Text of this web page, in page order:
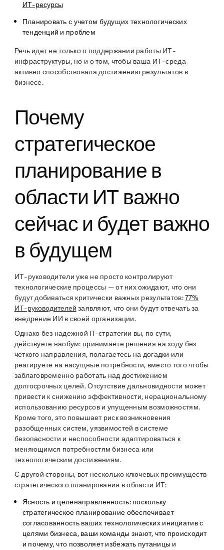
ИТ-ресурсы
Планировать с учетом будущих технологических
тенденций и проблем
Речь идет не только о поддержании работы ИТ-
инфраструктуры, но и о том, чтобы ваша ИТ-среда
активно способствовала достижению результатов в
бизнесе.
Почему
стратегическое
планирование в
области ИТ важно
сейчас и будет важно
в будущем
ИТ-руководители уже не просто контролируют
технологические процессы — от них ожидают, что они
будут добиваться критически важных результатов:77%
ИТ-руководителей заявляют, что они будут отвечать за
внедрение ИИ в своей организации.
Однако без надежной IT-стратегии вы, по сути,
действуете наобум: принимаете решения на ходу без
четкого направления, полагаетесь на догадки или
реагируете на насущные потребности, вместо того чтобы
заблаговременно работать над достижением
долгосрочных целей. Отсутствие дальновидности может
привести к снижению эффективности, нерациональному
использованию ресурсов и упущенным возможностям.
Кроме того, это повышает риск возникновения
разобщенных систем, уязвимостей в системе
безопасности и неспособности адаптироваться к
меняющимся потребностям бизнеса или
технологическим достижениям.
С другой стороны, вот несколько ключевых преимуществ
стратегического планирования в области ИТ:
Ясность и целенаправленность:поскольку
стратегическое планирование обеспечивает
согласованность ваших технологических инициатив с
целями бизнеса, ваши команды знают, что происходит
и почему, что позволяет избежать путаницы и